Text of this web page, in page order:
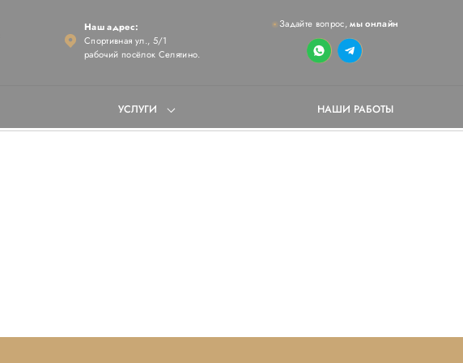
Наш адрес:
Спортивная ул., 5/1
рабочий посёлок Селятино.
Задайте вопрос,мы онлайн
УСЛУГИ НАШИ РАБОТЫ